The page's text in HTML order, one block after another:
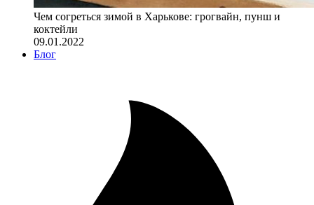
Чем согреться зимой в Харькове: грогвайн, пунш и
коктейли
09.01.2022
Блог